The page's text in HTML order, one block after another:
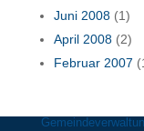
Juni 2008(1)
April 2008(2)
Februar 2007